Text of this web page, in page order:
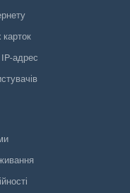
карток
IP-адрес